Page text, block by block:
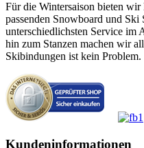
Für die Wintersaison bieten
passenden Snowboard und Ski
unterschiedlichsten Service im
hin zum Stanzen machen wir
Skibindungen ist kein Problem.
Kundeninformationen